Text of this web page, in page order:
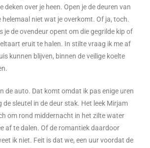
deken over je heen. Open je de deuren van
helemaal niet wat je overkomt. Of ja, toch.
je de ovendeur opent om die gegrilde kip of
eruit te halen. In stilte vraag ik me af
kunnen blijven, binnen de veilige koelte
de auto. Dat komt omdat ik pas enige uren
de sleutel in de deur stak. Het leek Mirjam
om rond middernacht in het zilte water
af te dalen. Of de romantiek daardoor
ik niet. Feit is dat we, een uur voordat de